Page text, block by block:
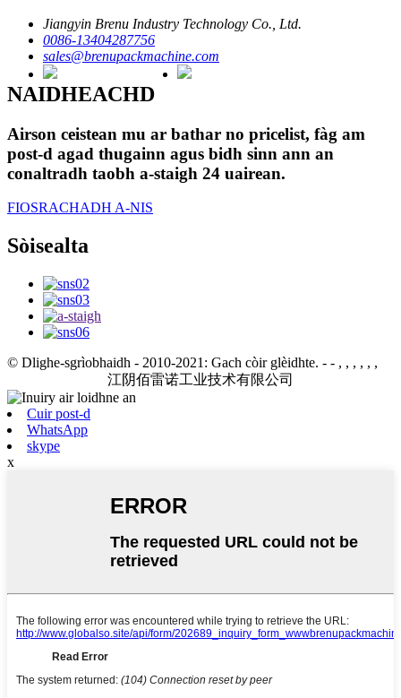
Jiangyin Brenu Industry Technology Co., Ltd.
0086-13404287756
sales@brenupackmachine.com
NAIDHEACHD
Airson ceistean mu ar bathar no pricelist, fàg am
post-d agad thugainn agus bidh sinn ann an
conaltradh taobh a-staigh 24 uairean.
FIOSRACHADH A-NIS
Sòisealta
© Dlighe-sgrìobhaidh - 2010-2021: Gach còir glèidhte. - - , , , , , ,
江阴佰雷诺工业技术有限公司
Cuir post-d
WhatsApp
skype
x